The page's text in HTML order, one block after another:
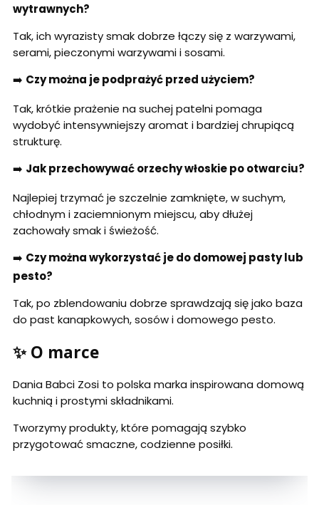
wytrawnych?
Tak, ich wyrazisty smak dobrze łączy się z warzywami,
serami, pieczonymi warzywami i sosami.
➡️ Czy można je podprażyć przed użyciem?
Tak, krótkie prażenie na suchej patelni pomaga
wydobyć intensywniejszy aromat i bardziej chrupiącą
strukturę.
➡️ Jak przechowywać orzechy włoskie po otwarciu?
Najlepiej trzymać je szczelnie zamknięte, w suchym,
chłodnym i zaciemnionym miejscu, aby dłużej
zachowały smak i świeżość.
➡️ Czy można wykorzystać je do domowej pasty lub
pesto?
Tak, po zblendowaniu dobrze sprawdzają się jako baza
do past kanapkowych, sosów i domowego pesto.
✨ O marce
Dania Babci Zosi to polska marka inspirowana domową
kuchnią i prostymi składnikami.
Tworzymy produkty, które pomagają szybko
przygotować smaczne, codzienne posiłki.